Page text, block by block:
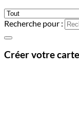
Recherche pour :
Créer votre carte